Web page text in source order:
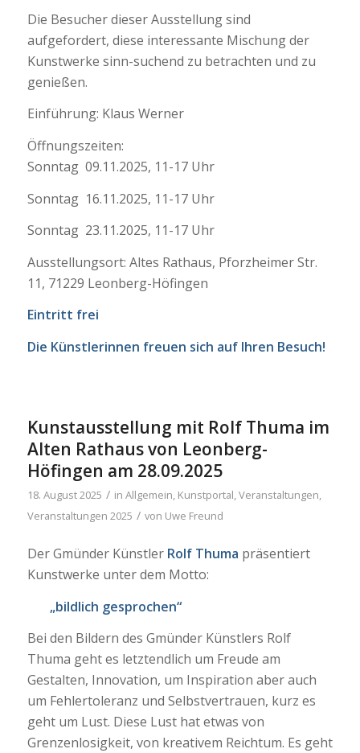
Die Besucher dieser Ausstellung sind
aufgefordert, diese interessante Mischung der
Kunstwerke sinn-suchend zu betrachten und zu
genießen.
Einführung: Klaus Werner
Öffnungszeiten:
Sonntag 09.11.2025, 11-17 Uhr
Sonntag 16.11.2025, 11-17 Uhr
Sonntag 23.11.2025, 11-17 Uhr
Ausstellungsort: Altes Rathaus, Pforzheimer Str.
11, 71229 Leonberg-Höfingen
Eintritt frei
Die Künstlerinnen freuen sich auf Ihren Besuch!
Kunstausstellung mit Rolf Thuma im
Alten Rathaus von Leonberg-
Höfingen am 28.09.2025
18. August 2025 / in Allgemein Kunstportal Veranstaltungen
Veranstaltungen 2025 / von Uwe Freund
Der Gmünder Künstler Rolf Thuma präsentiert
Kunstwerke unter dem Motto:
„bildlich gesprochen“
Bei den Bildern des Gmünder Künstlers Rolf
Thuma geht es letztendlich um Freude am
Gestalten, Innovation, um Inspiration aber auch
um Fehlertoleranz und Selbstvertrauen, kurz es
geht um Lust. Diese Lust hat etwas von
Grenzenlosigkeit, von kreativem Reichtum. Es geht